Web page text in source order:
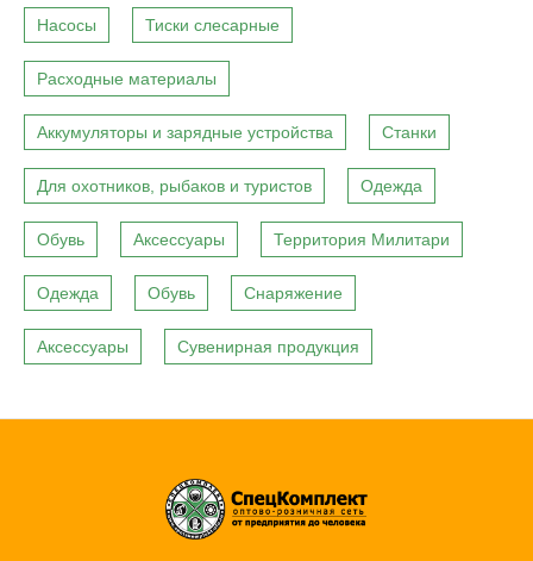
Насосы Тиски слесарные
Расходные материалы
Аккумуляторы и зарядные устройства Станки
Для охотников, рыбаков и туристов Одежда
Обувь Аксессуары Территория Милитари
Одежда Обувь Снаряжение
Аксессуары Сувенирная продукция